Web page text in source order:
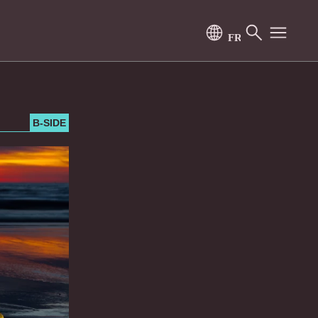
B-SIDE